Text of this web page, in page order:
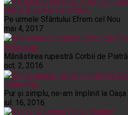
Noi și Biserica Pelerinaje
Pe urmele Sfântului Efrem cel Nou
mai 4, 2017
Pelerinaje
Mănăstirea rupestră Corbii de Piatră
oct. 2, 2016
Pelerinaje
Pur şi simplu, ne-am împlinit la Oaşa
iul. 16, 2016